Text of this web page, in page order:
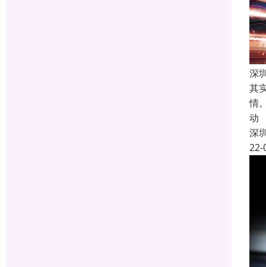
深
其
情
动
深
22-